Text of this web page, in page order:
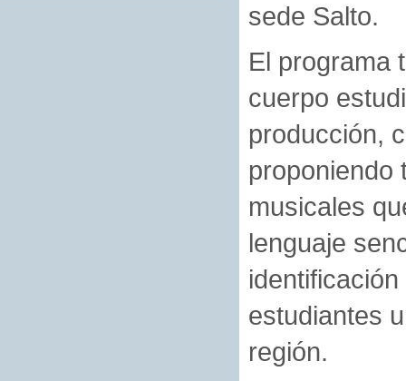
sede Salto.
El programa
cuerpo
producción,
proponiendo
musicales
lenguaje
estudiantes
región.